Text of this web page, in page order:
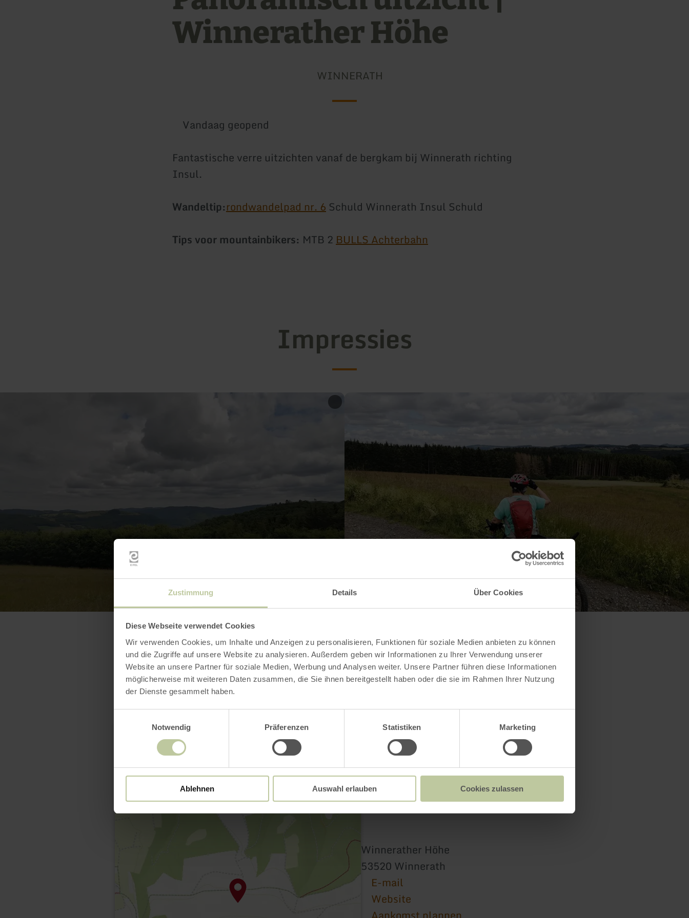
Zustimmung Details Über Cookies
Diese Webseite verwendet Cookies
Wir verwenden Cookies, um Inhalte und Anzeigen zu personalisieren, Funktionen für soziale Medien anbieten zu können
und die Zugriffe auf unsere Website zu analysieren. Außerdem geben wir Informationen zu Ihrer Verwendung unserer
Website an unsere Partner für soziale Medien, Werbung und Analysen weiter. Unsere Partner führen diese Informationen
möglicherweise mit weiteren Daten zusammen, die Sie ihnen bereitgestellt haben oder die sie im Rahmen Ihrer Nutzung
der Dienste gesammelt haben.
Notwendig
Präferenzen Statistiken Marketing
Ablehnen Auswahl erlauben Cookies zulassen
Winnerather Höhe
WINNERATH
Vandaag geopend
Fantastische verre uitzichten vanaf de bergkam bij Winnerath richting
Insul.
Wandeltip:rondwandelpad nr. 6 Schuld Winnerath Insul Schuld
Tips voor mountainbikers: MTB 2BULLS Achterbahn
Impressies
Contact
Winnerather Höhe
53520 Winnerath
E-mail
Website